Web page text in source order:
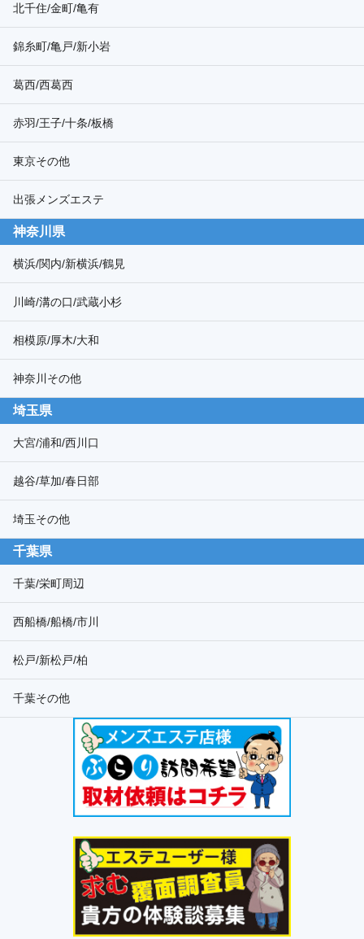
北千住/金町/亀有
錦糸町/亀戸/新小岩
葛西/西葛西
赤羽/王子/十条/板橋
東京その他
出張メンズエステ
神奈川県
横浜/関内/新横浜/鶴見
川崎/溝の口/武蔵小杉
相模原/厚木/大和
神奈川その他
埼玉県
大宮/浦和/西川口
越谷/草加/春日部
埼玉その他
千葉県
千葉/栄町周辺
西船橋/船橋/市川
松戸/新松戸/柏
千葉その他